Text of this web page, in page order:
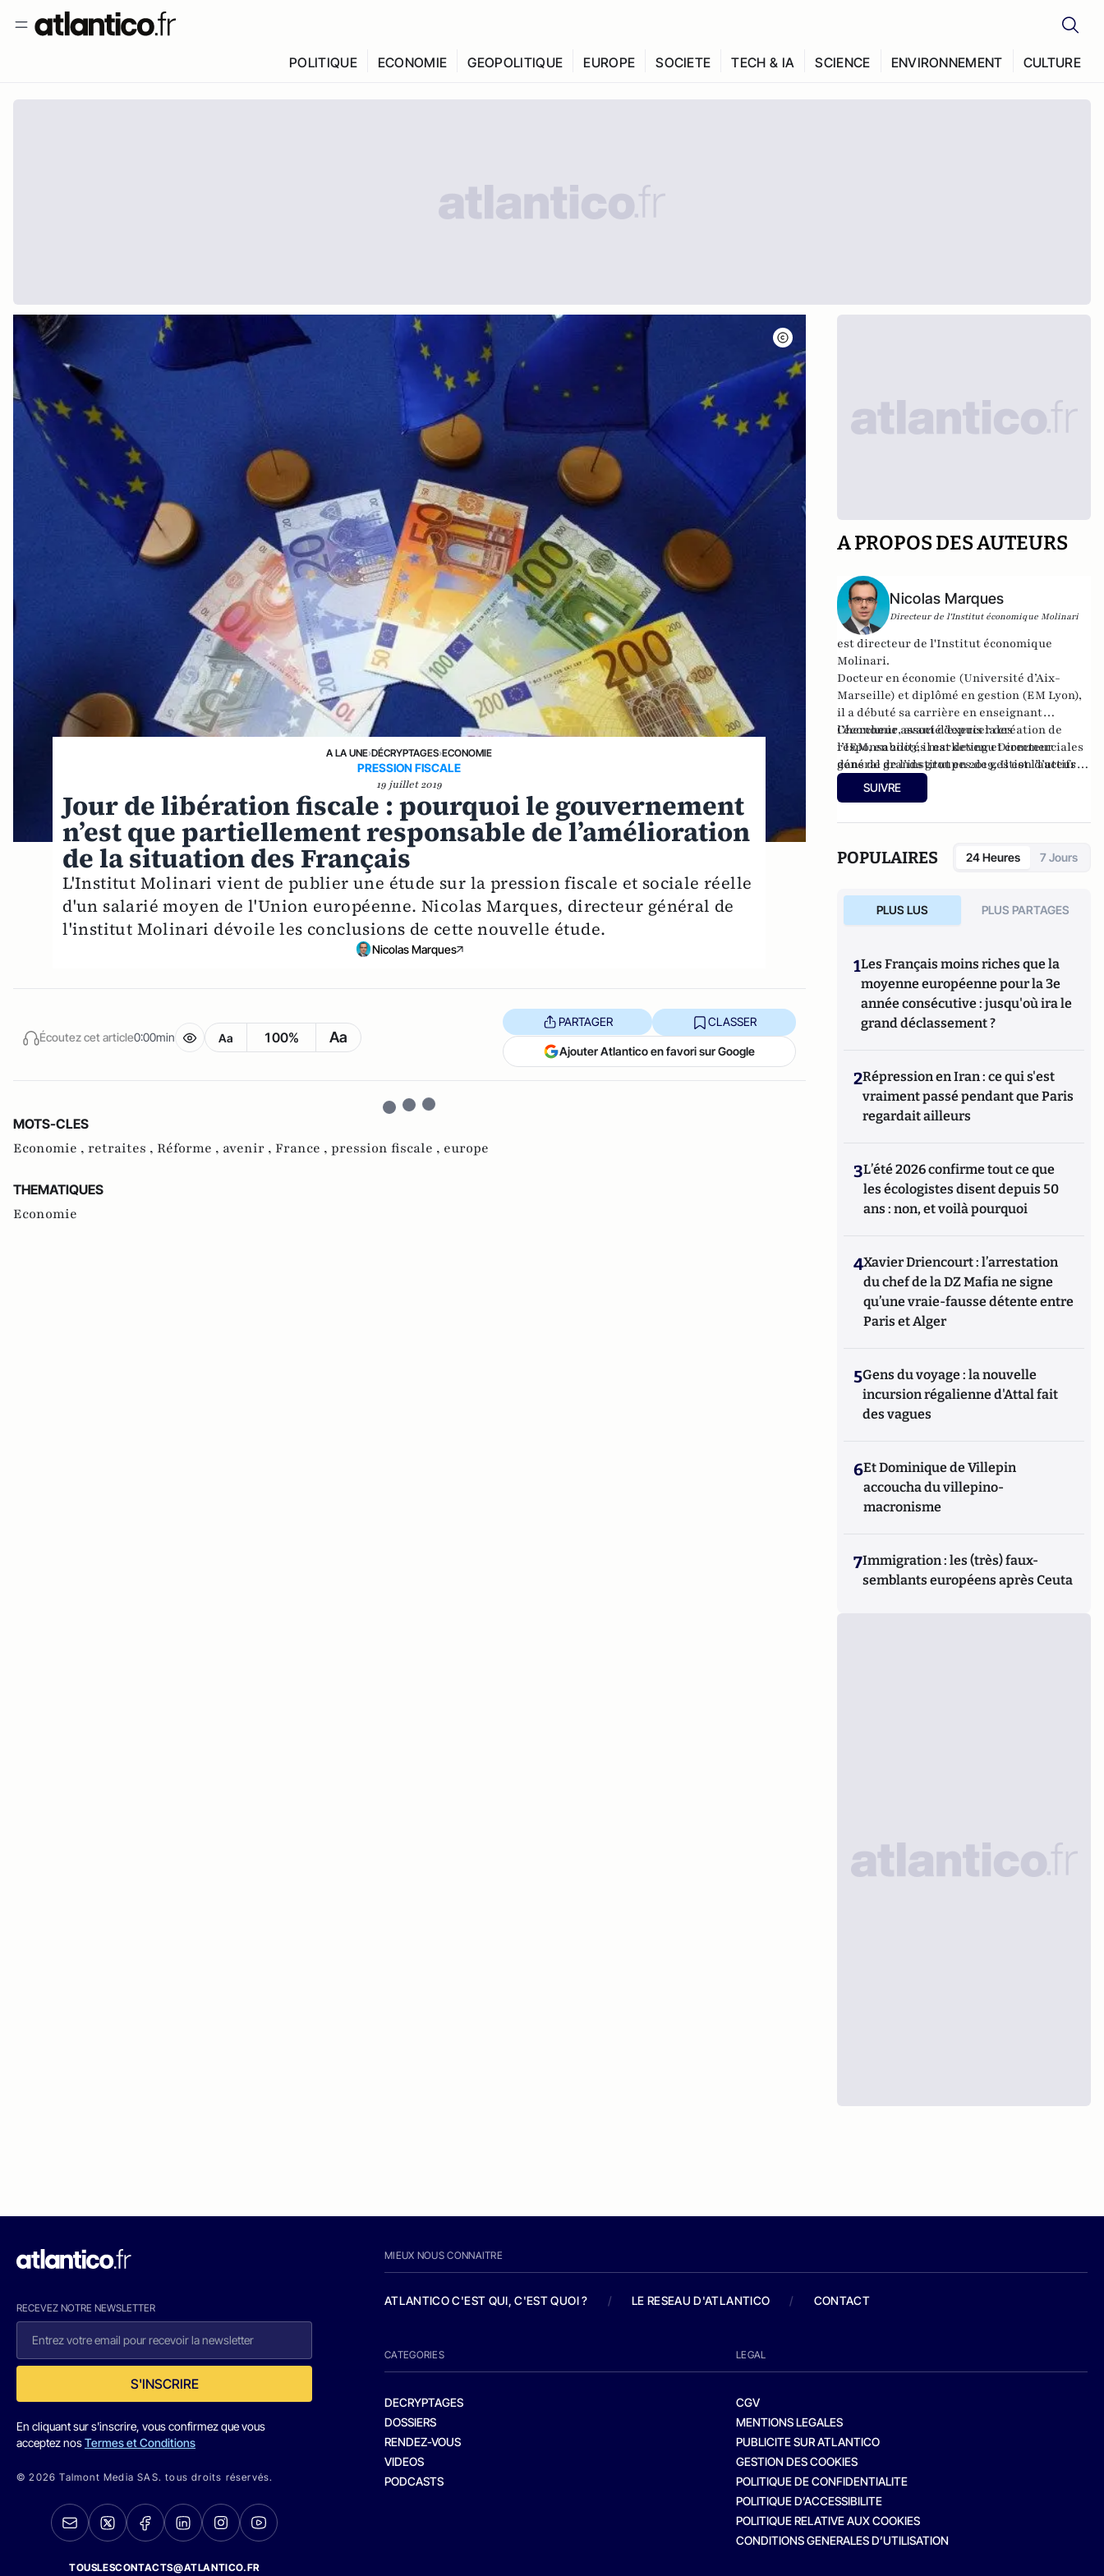
POLITIQUE ECONOMIE GEOPOLITIQUE EUROPE SOCIETE TECH & IA SCIENCE ENVIRONNEMENT CULTURE
A LA UNE›DÉCRYPTAGES›ECONOMIE
PRESSION FISCALE
19 juillet 2019
Jour de libération fiscale : pourquoi le gouvernement
n’est que partiellement responsable de l’amélioration
de la situation des Français
L'Institut Molinari vient de publier une étude sur la pression fiscale et sociale réelle
d'un salarié moyen de l'Union européenne. Nicolas Marques, directeur général de
l'institut Molinari dévoile les conclusions de cette nouvelle étude.
Nicolas Marques
Écoutez cet article0:00min Aa 100% Aa
PARTAGER CLASSER
Ajouter Atlantico en favori sur Google
MOTS-CLES
Economie , retraites , Réforme , avenir , France , pression fiscale , europe
THEMATIQUES
Economie
A PROPOS DES AUTEURS
Nicolas Marques
Directeur de l'Institut économique Molinari
est directeur de l'Institut économique
Molinari.
Docteur en économie (Université d’Aix-
Marseille) et diplômé en gestion (EM Lyon),
il a débuté sa carrière en enseignant
l’économie, avant d’exercer des
responsabilités marketing et commerciales
dans de grands groupes de gestion d’actifs
français.
Chercheur associé depuis la création de
l’IEM, en 2003, il est devenu Directeur
général de l’institut en 2019. Il est l’auteur
de plusieurs travaux sur les enjeux fiscaux,
les finances publiques, la protection sociale
SUIVRE
POPULAIRES 24 Heures 7 Jours
PLUS LUS PLUS PARTAGES
1Les Français moins riches que la
moyenne européenne pour la 3e
année consécutive : jusqu'où ira le
grand déclassement ?
2Répression en Iran : ce qui s'est
vraiment passé pendant que Paris
regardait ailleurs
3L’été 2026 confirme tout ce que
les écologistes disent depuis 50
ans : non, et voilà pourquoi
4Xavier Driencourt : l’arrestation
du chef de la DZ Mafia ne signe
qu’une vraie-fausse détente entre
Paris et Alger
5Gens du voyage : la nouvelle
incursion régalienne d'Attal fait
des vagues
6Et Dominique de Villepin
accoucha du villepino-
macronisme
7Immigration : les (très) faux-
semblants européens après Ceuta
RECEVEZ NOTRE NEWSLETTER
S'INSCRIRE
En cliquant sur s'inscrire, vous confirmez que vous
acceptez nosTermes et Conditions
© 2026 Talmont Media SAS. tous droits réservés.
TOUSLESCONTACTS@ATLANTICO.FR
MIEUX NOUS CONNAITRE
ATLANTICO C'EST QUI, C'EST QUOI ? / LE RESEAU D'ATLANTICO / CONTACT
CATEGORIES
DECRYPTAGES
DOSSIERS
RENDEZ-VOUS
VIDEOS
PODCASTS
LEGAL
CGV
MENTIONS LEGALES
PUBLICITE SUR ATLANTICO
GESTION DES COOKIES
POLITIQUE DE CONFIDENTIALITE
POLITIQUE D’ACCESSIBILITE
POLITIQUE RELATIVE AUX COOKIES
CONDITIONS GENERALES D’UTILISATION